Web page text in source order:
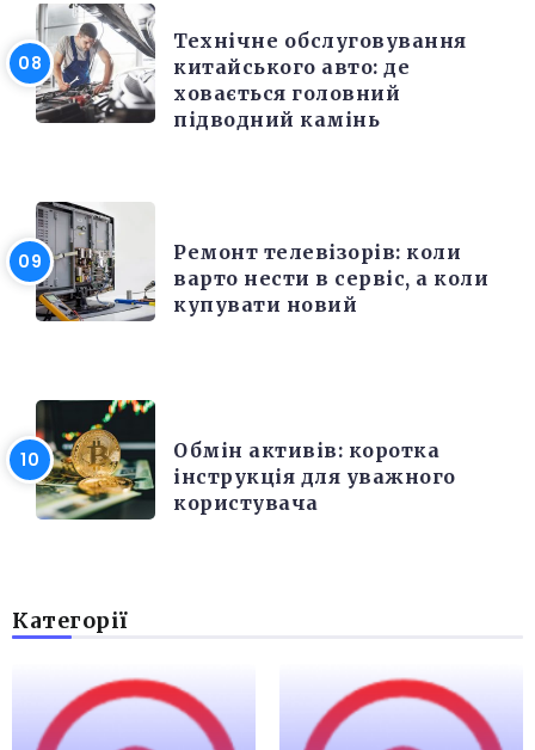
Технічне обслуговування
китайського авто: де
ховається головний
підводний камінь
Ремонт телевізорів: коли
варто нести в сервіс, а коли
купувати новий
Обмін активів: коротка
інструкція для уважного
користувача
Категорії